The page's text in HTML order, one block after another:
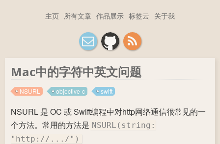
主页 所有文章 作品展示 标签云 关于我
Mac中的字符中英文问题
NSURL objective-c swift
NSURL 是 OC 或 Swift编程中对http网络通信很常见的一
个方法。常用的方法是 NSURL(string:
"http://.../")